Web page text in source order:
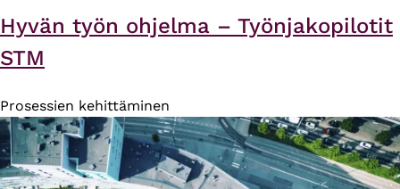
Hyvän työn ohjelma – Työnjakopilotit
STM
Prosessien kehittäminen